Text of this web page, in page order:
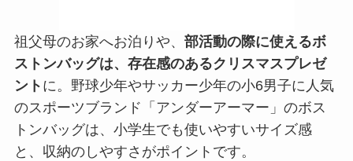
祖父母のお家へお泊りや、 部活動の際に使えるボ
ストンバッグは、存在感のあるクリスマスプレゼ
ント に。野球少年やサッカー少年の小6男子に人気
のスポーツブランド「アンダーアーマー」のボス
トンバッグは、小学生でも使いやすいサイズ感
と、収納のしやすさがポイントです。